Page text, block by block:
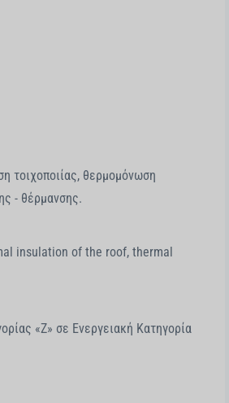
τοιχοποιίας, θερμομόνωση
- θέρμανσης.
insulation of the roof, thermal
«Ζ» σε Ενεργειακή Κατηγορία